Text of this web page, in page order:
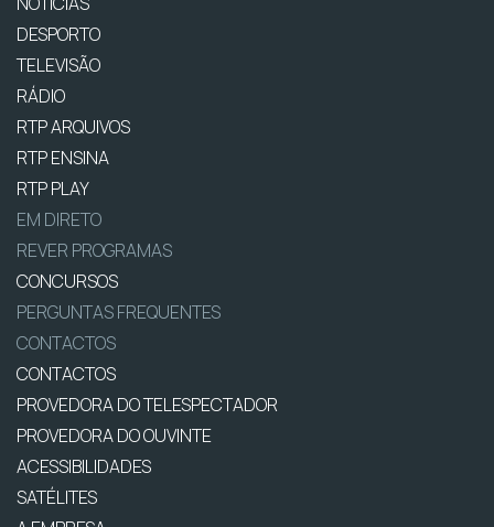
DESPORTO
TELEVISÃO
RÁDIO
RTP ARQUIVOS
RTP ENSINA
RTP PLAY
EM DIRETO
REVER PROGRAMAS
CONCURSOS
PERGUNTAS FREQUENTES
CONTACTOS
CONTACTOS
PROVEDORA DO TELESPECTADOR
PROVEDORA DO OUVINTE
ACESSIBILIDADES
SATÉLITES